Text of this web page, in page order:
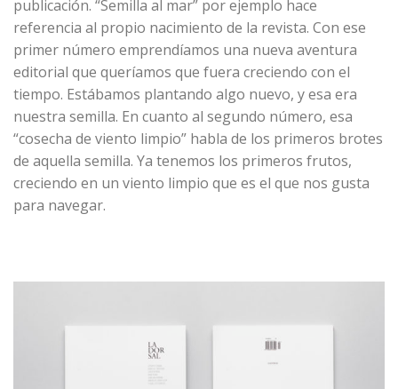
publicación. “Semilla al mar” por ejemplo hace
referencia al propio nacimiento de la revista. Con ese
primer número emprendíamos una nueva aventura
editorial que queríamos que fuera creciendo con el
tiempo. Estábamos plantando algo nuevo, y esa era
nuestra semilla. En cuanto al segundo número, esa
“cosecha de viento limpio” habla de los primeros brotes
de aquella semilla. Ya tenemos los primeros frutos,
creciendo en un viento limpio que es el que nos gusta
para navegar.